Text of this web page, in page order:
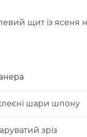
щит із ясеня
шари шпону
зріз